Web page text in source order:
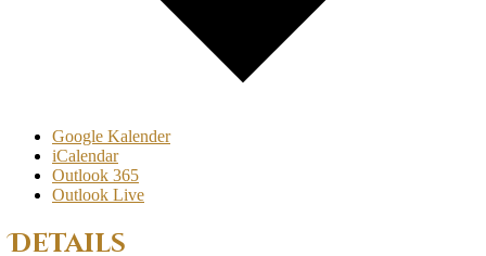
Google Kalender
iCalendar
Outlook 365
Outlook Live
Details